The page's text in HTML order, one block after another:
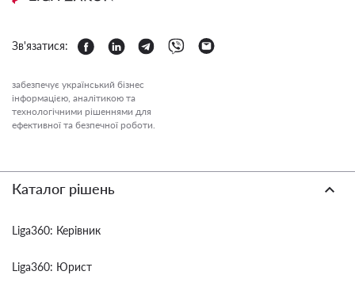
Зв'язатися:
забезпечує український бізнес
інформацією, аналітикою та
технологічними рішеннями для
ефективної та безпечної роботи.
Каталог рішень
Liga360: Керівник
Liga360: Юрист